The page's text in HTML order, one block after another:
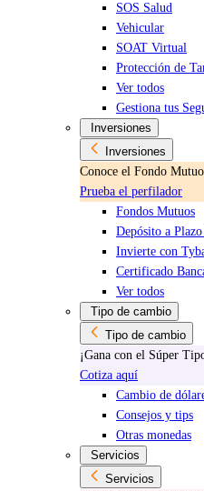
SOS Salud
Vehicular
SOAT Virtual
Protección de
Ver todos
Gestiona tus
Inversiones
Inversiones
Conoce el Fondo
Prueba el perfilador
Fondos Mutuos
Depósito a
Invierte con
Certificado
Ver todos
Tipo de cambio
Tipo de cambio
¡Gana con el Súper
Cotiza aquí
Cambio de
Consejos y tips
Otras monedas
Servicios
Servicios